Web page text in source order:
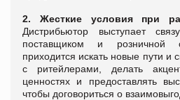
2. Жесткие условия при
Дистрибьютор выступает
поставщиком и розничной
приходится искать новые пути и
с ритейлерами, делать
ценностях и предоставлять
чтобы договориться о